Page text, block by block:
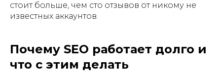
стоит больше, чем сто отзывов от никому не
известных аккаунтов.
Почему SEO работает долго и
что с этим делать